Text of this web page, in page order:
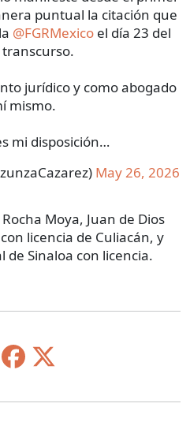
puntual la citación que
@FGRMexicoel día 23 del
jurídico y como abogado
mismo.
mi disposición…
May 26, 2026
Rocha Moya, Juan de Dios
licencia de Culiacán, y
de Sinaloa con licencia.